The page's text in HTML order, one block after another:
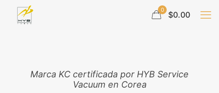
0 $0.00
Marca KC certificada por HYB Service
Vacuum en Corea